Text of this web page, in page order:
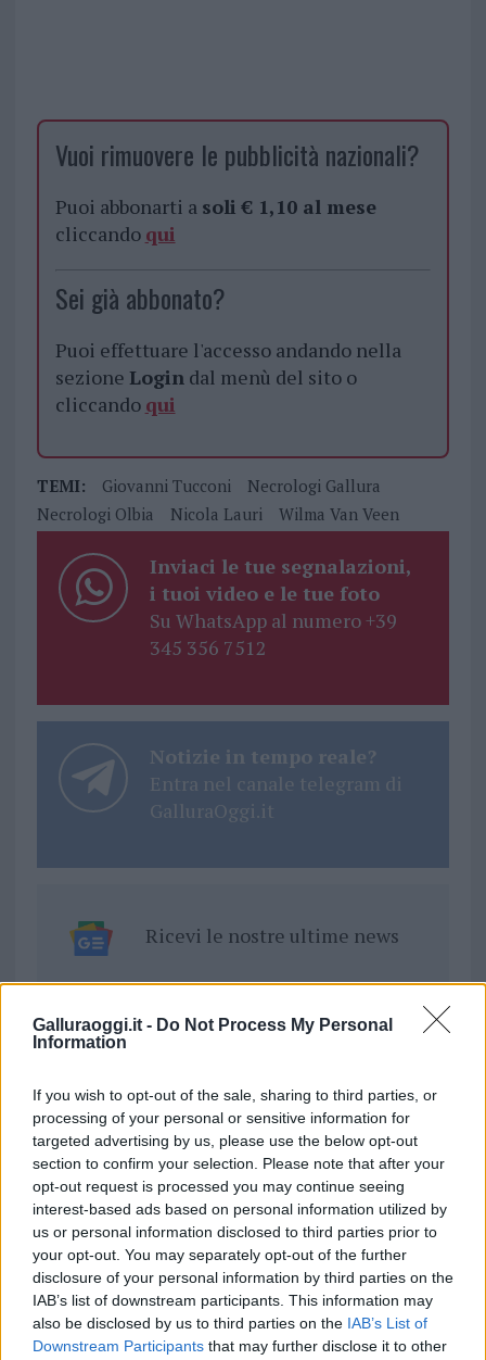
Galluraoggi.it - Do Not Process My Personal
Information
If you wish to opt-out of the sale, sharing to third parties, or
processing of your personal or sensitive information for
targeted advertising by us, please use the below opt-out
section to confirm your selection. Please note that after your
opt-out request is processed you may continue seeing
interest-based ads based on personal information utilized by
us or personal information disclosed to third parties prior to
your opt-out. You may separately opt-out of the further
disclosure of your personal information by third parties on the
IAB’s list of downstream participants. This information may
also be disclosed by us to third parties on the IAB’s List of
Downstream Participants that may further disclose it to other
Vuoi rimuovere le pubblicità nazionali?
Puoi abbonarti a soli € 1,10 al mese
cliccando qui
Sei già abbonato?
Puoi effettuare l'accesso andando nella
sezione Logindal menù del sito o
cliccando qui
TEMI: Giovanni Tucconi
Necrologi Gallura
Necrologi Olbia
Nicola Lauri Wilma Van Veen
Inviaci le tue segnalazioni,
i tuoi video e le tue foto
Su WhatsApp al numero +39
345 356 7512
Notizie in tempo reale?
Entra nel canale telegram di
GalluraOggi.it
Ricevi le nostre ultime news
F
a
ce
b
o
o
k
T
w
it
te
r
Pi
n
te
re
st
W
h
at
s
A
p
p
S
h
a
re
Articolo precedente
Prossimo articolo
NOTIZIE RECENTI